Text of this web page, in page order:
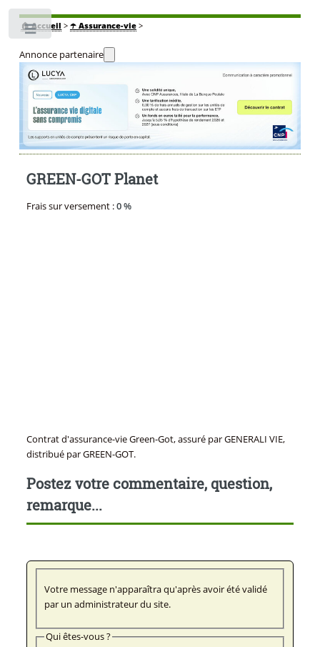
🏠Accueil > ☂️ Assurance-vie>
Annonce partenaire
GREEN-GOT Planet
Frais sur versement :0 %
Contrat d'assurance-vie Green-Got, assuré par GENERALI VIE,
distribué par GREEN-GOT.
Postez votre commentaire, question,
remarque...
Votre message n'apparaîtra qu'après avoir été validé
par un administrateur du site.
Qui êtes-vous ?
Toggle